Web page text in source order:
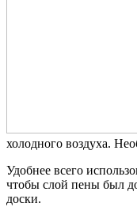
холодного воздуха.
Удобнее всего
чтобы слой пены был
доски.